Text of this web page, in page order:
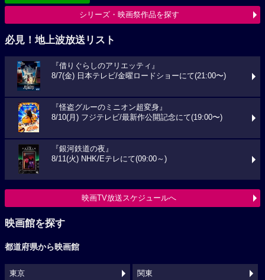
シリーズ・映画祭作品を探す
必見！地上波放送リスト
『借りぐらしのアリエッティ』
8/7(金) 日本テレビ/金曜ロードショーにて(21:00〜)
『怪盗グルーのミニオン超変身』
8/10(月) フジテレビ/最新作公開記念にて(19:00〜)
『銀河鉄道の夜』
8/11(火) NHK/Eテレにて(09:00～)
映画TV放送スケジュールへ
映画館を探す
都道府県から映画館
東京 関東